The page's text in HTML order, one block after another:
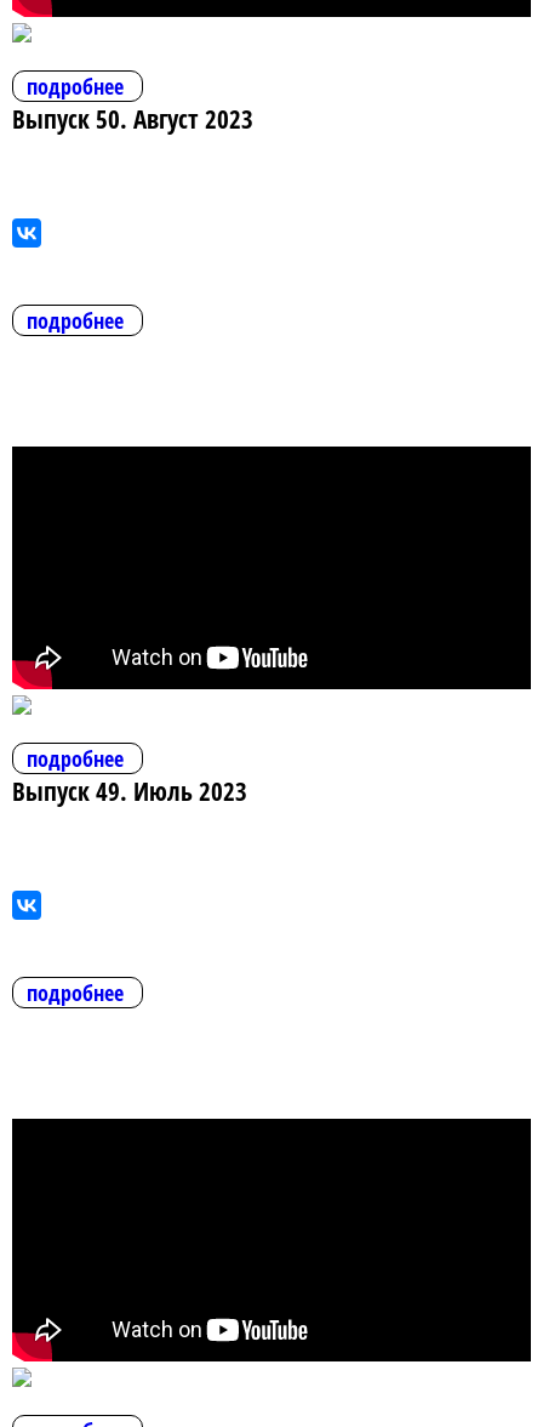
подробнее
Выпуск 50. Август 2023
подробнее
подробнее
Выпуск 49. Июль 2023
подробнее